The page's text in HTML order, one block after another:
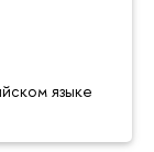
языке